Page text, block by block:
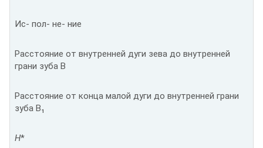
Ис- пол- не- ние
Расстояние от внутренней дуги зева до внутренней
грани зуба В
Расстояние от конца малой дуги до внутренней грани
зуба В₁
H*